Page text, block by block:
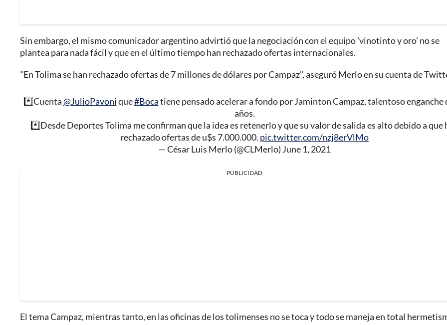
Sin embargo, el mismo comunicador argentino advirtió que la negociación con el equipo 'vinotinto y oro' no se
plantea para nada fácil y que en el último tiempo han rechazado ofertas internacionales.
"En Tolima se han rechazado ofertas de 7 millones de dólares por Campaz", aseguró Merlo en su cuenta de
*️⃣Cuenta@JulioPavonique#Bocatiene pensado acelerar a fondo por Jaminton Campaz, talentoso enganche
años.
*️⃣Desde Deportes Tolima me confirman que la idea es retenerlo y que su valor de salida es alto debido a que
rechazado ofertas de u$s 7.000.000. pic.twitter.com/nzj8erVlMo
— César Luis Merlo (@CLMerlo) June 1, 2021
PUBLICIDAD
El tema Campaz, mientras tanto, en las oficinas de los tolimenses no se toca y todo se maneja en total